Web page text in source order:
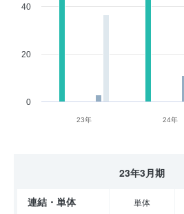
23年 24年
0
20
40
23年3月期
連結・単体 単体